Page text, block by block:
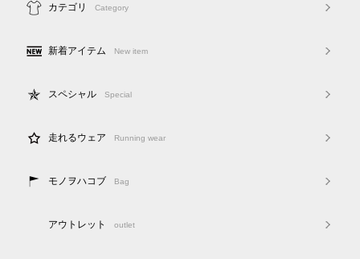
カテゴリ Category
新着アイテム New item
スペシャル Special
走れるウェア Running wear
モノヲハコブ Bag
アウトレット outlet